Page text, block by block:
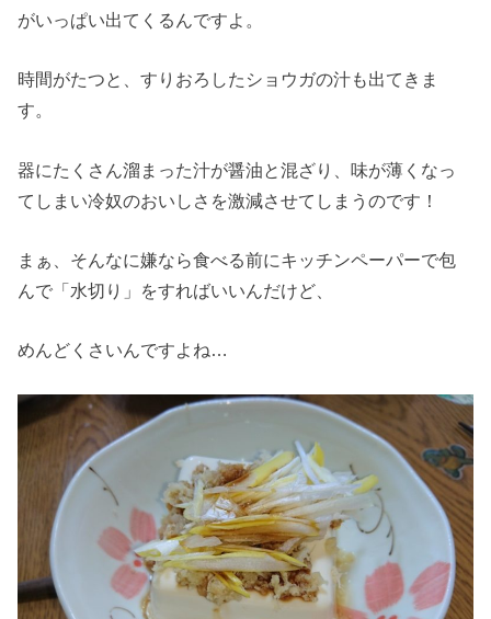
がいっぱい出てくるんですよ。
時間がたつと、すりおろしたショウガの汁も出てきま
す。
器にたくさん溜まった汁が醤油と混ざり、味が薄くなっ
てしまい冷奴のおいしさを激減させてしまうのです！
まぁ、そんなに嫌なら食べる前にキッチンペーパーで包
んで「水切り」をすればいいんだけど、
めんどくさいんですよね…